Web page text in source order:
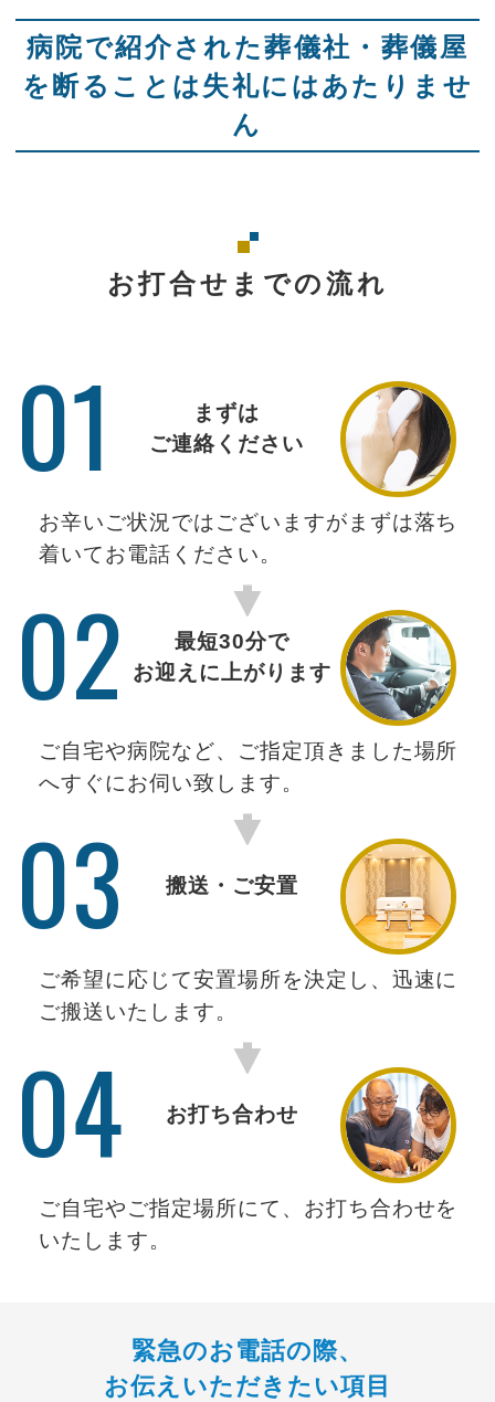
病院で紹介された葬儀社・葬儀屋
を断ることは失礼にはあたりませ
ん
お打合せまでの流れ
01
まずは
ご連絡ください
お辛いご状況ではございますがまずは落ち
着いてお電話ください。
02
最短30分で
お迎えに上がります
ご自宅や病院など、ご指定頂きました場所
へすぐにお伺い致します。
03 搬送・ご安置
ご希望に応じて安置場所を決定し、迅速に
ご搬送いたします。
04 お打ち合わせ
ご自宅やご指定場所にて、お打ち合わせを
いたします。
緊急のお電話の際、
お伝えいただきたい項目